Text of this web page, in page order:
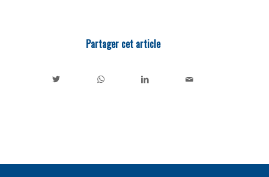
Partager cet article